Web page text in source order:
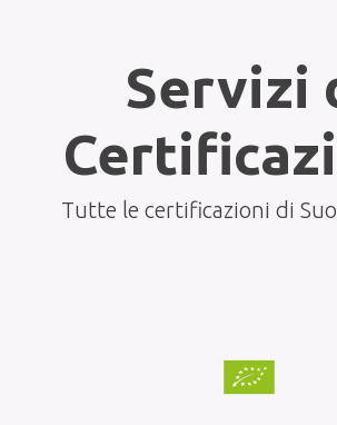
Servizi
Tutte le certificazioni di